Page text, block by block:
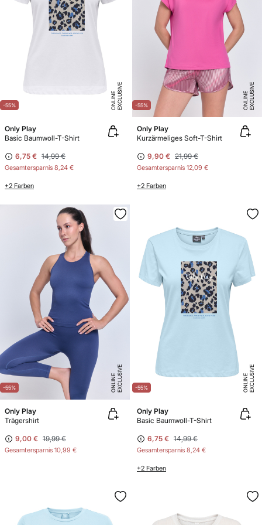
-55% E
X
C
L
U
SI
V
E
O
N
LI
N
E
Only Play
Basic Baumwoll-T-Shirt
6,75 € 14,99 €
Gesamtersparnis 8,24 €
+2 Farben
-55% E
X
C
L
U
SI
V
E
O
N
LI
N
E
Only Play
Kurzärmeliges Soft-T-Shirt
9,90 € 21,99 €
Gesamtersparnis 12,09 €
+2 Farben
-55% E
X
C
L
U
SI
V
E
O
N
LI
N
E
Only Play
Trägershirt
9,00 € 19,99 €
Gesamtersparnis 10,99 €
-55% E
X
C
L
U
SI
V
E
O
N
LI
N
E
Only Play
Basic Baumwoll-T-Shirt
6,75 € 14,99 €
Gesamtersparnis 8,24 €
+2 Farben